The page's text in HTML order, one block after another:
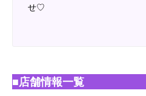
せ♡
■店舗情報一覧